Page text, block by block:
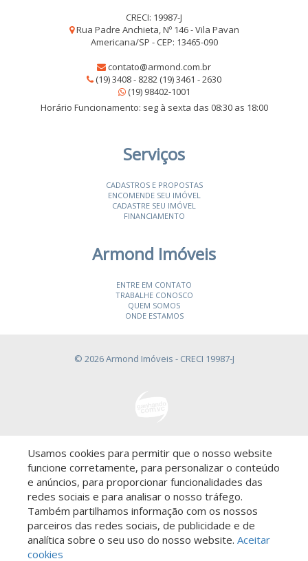
Saiba mais sobre este imóvel!
CRECI: 19987-J
Rua Padre Anchieta, Nº 146 - Vila Pavan
Americana/SP - CEP: 13465-090
contato@armond.com.br
(19) 3408 - 8282 (19) 3461 - 2630
(19) 98402-1001
Horário Funcionamento: seg à sexta das 08:30 as 18:00
Serviços
CADASTROS E PROPOSTAS
ENCOMENDE SEU IMÓVEL
CADASTRE SEU IMÓVEL
FINANCIAMENTO
Armond Imóveis
ENTRE EM CONTATO
TRABALHE CONOSCO
QUEM SOMOS
ONDE ESTAMOS
© 2026 Armond Imóveis - CRECI 19987-J
Descomplicado por:
Usamos cookies para permitir que o nosso website
funcione corretamente, para personalizar o conteúdo
e anúncios, para proporcionar funcionalidades das
redes sociais e para analisar o nosso tráfego.
Também partilhamos informação com os nossos
parceiros das redes sociais, de publicidade e de
analítica sobre o seu uso do nosso website. Aceitar
cookies